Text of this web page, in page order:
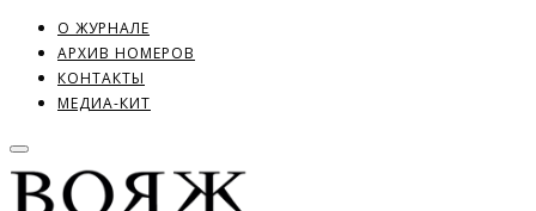
О ЖУРНАЛЕ
АРХИВ НОМЕРОВ
КОНТАКТЫ
МЕДИА-КИТ